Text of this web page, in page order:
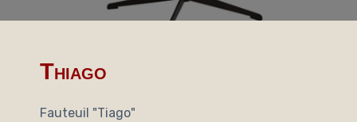
Thiago
Fauteuil "Tiago"